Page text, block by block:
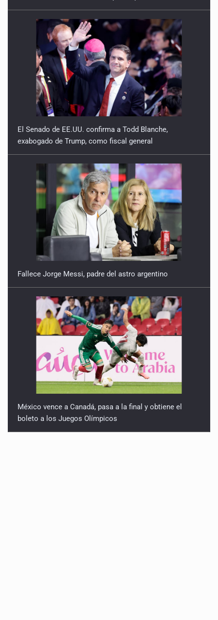
El Senado de EE.UU. confirma a Todd Blanche,
exabogado de Trump, como fiscal general
Fallece Jorge Messi, padre del astro argentino
México vence a Canadá, pasa a la final y obtiene el
boleto a los Juegos Olímpicos